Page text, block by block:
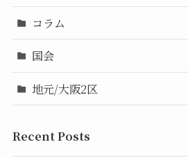
コラム
国会
地元/大阪2区
Recent Posts